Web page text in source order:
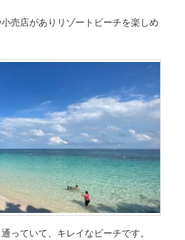
売店がありリゾートビーチを楽しめ
っていて、キレイなビーチです。